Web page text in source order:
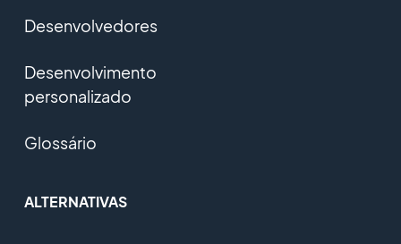
Desenvolvedores
Desenvolvimento
personalizado
Glossário
ALTERNATIVAS